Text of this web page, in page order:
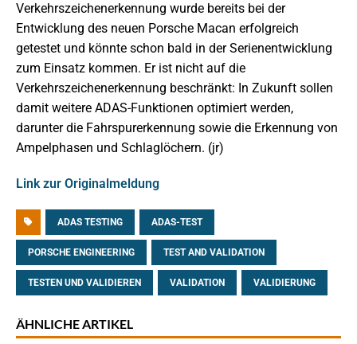
Verkehrszeichenerkennung wurde bereits bei der
Entwicklung des neuen Porsche Macan erfolgreich
getestet und könnte schon bald in der Serienentwicklung
zum Einsatz kommen. Er ist nicht auf die
Verkehrszeichenerkennung beschränkt: In Zukunft sollen
damit weitere ADAS-Funktionen optimiert werden,
darunter die Fahrspurerkennung sowie die Erkennung von
Ampelphasen und Schlaglöchern. (jr)
Link zur Originalmeldung
ADAS TESTING ADAS-TEST
PORSCHE ENGINEERING TEST AND VALIDATION
TESTEN UND VALIDIEREN VALIDATION VALIDIERUNG
ÄHNLICHE ARTIKEL